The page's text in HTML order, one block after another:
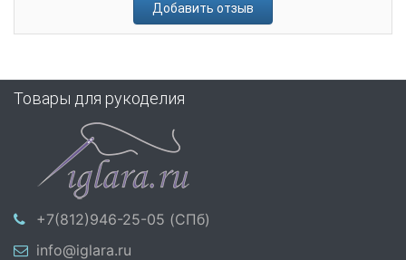
Добавить отзыв
Товары для рукоделия
+7(812)946-25-05 (СПб)
info@iglara.ru